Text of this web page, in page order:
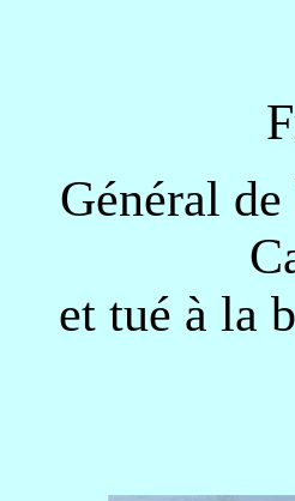
Général
et tué à la